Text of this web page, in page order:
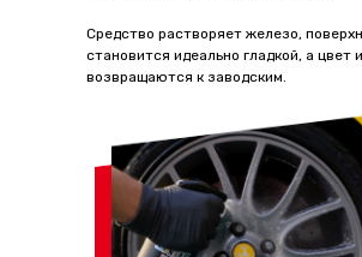
Средство растворяет железо,
становится идеально гладкой, а цвет
возвращаются к заводским.